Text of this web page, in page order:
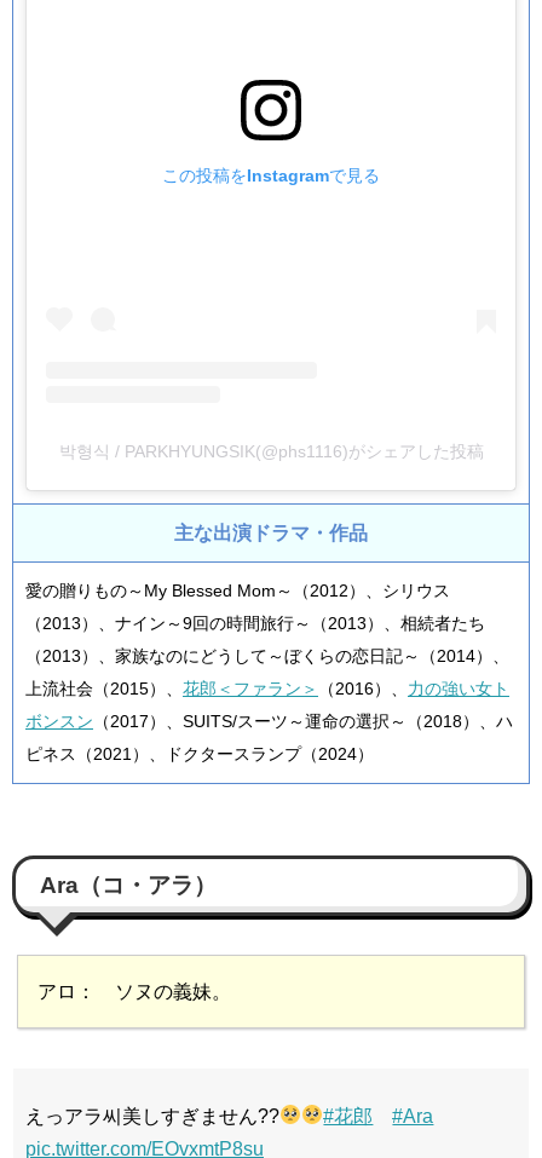
この投稿をInstagramで見る
박형식 / PARKHYUNGSIK(@phs1116)がシェアした投稿
主な出演ドラマ・作品
愛の贈りもの～My Blessed Mom～（2012）、シリウス
（2013）、ナイン～9回の時間旅行～（2013）、相続者たち
（2013）、家族なのにどうして～ぼくらの恋日記～（2014）、
上流社会（2015）、 花郎＜ファラン＞ （2016）、 力の強い女ト
ボンスン （2017）、SUITS/スーツ～運命の選択～（2018）、ハ
ピネス（2021）、ドクタースランプ（2024）
Ara（コ・アラ）
アロ： ソヌの義妹。
えっアラ씨美しすぎません?? #花郎
#Ara
pic.twitter.com/EOvxmtP8su